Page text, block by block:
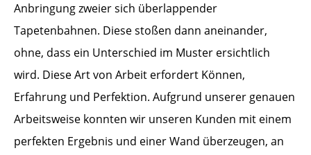
Anbringung zweier sich überlappender
Tapetenbahnen. Diese stoßen dann aneinander,
ohne, dass ein Unterschied im Muster ersichtlich
wird. Diese Art von Arbeit erfordert Können,
Erfahrung und Perfektion. Aufgrund unserer genauen
Arbeitsweise konnten wir unseren Kunden mit einem
perfekten Ergebnis und einer Wand überzeugen, an